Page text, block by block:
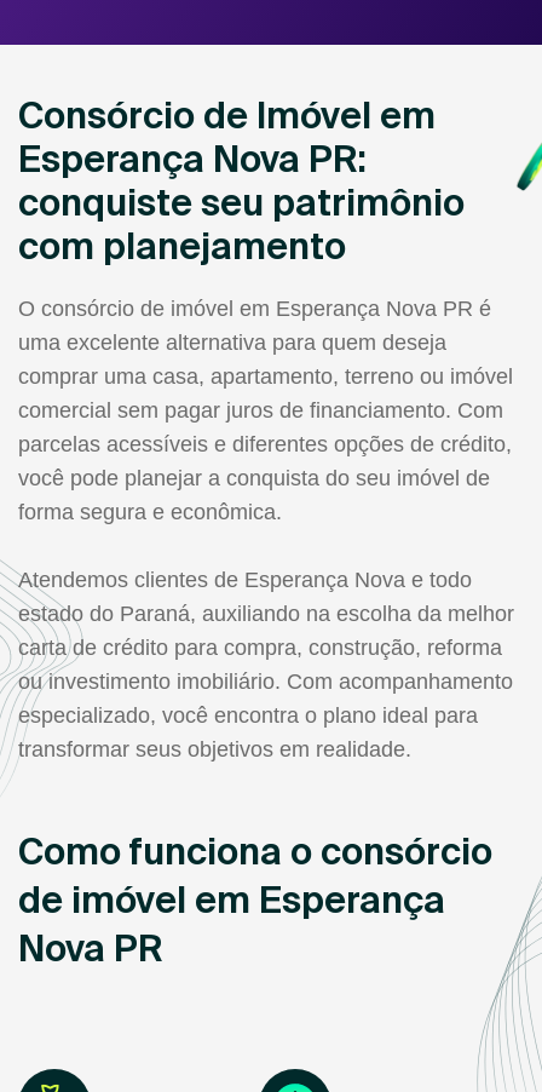
Consórcio de Imóvel em
Esperança Nova PR:
conquiste seu patrimônio
com planejamento
O consórcio de imóvel em Esperança Nova PR é
uma excelente alternativa para quem deseja
comprar uma casa, apartamento, terreno ou imóvel
comercial sem pagar juros de financiamento. Com
parcelas acessíveis e diferentes opções de crédito,
você pode planejar a conquista do seu imóvel de
forma segura e econômica.
Atendemos clientes de Esperança Nova e todo
estado do Paraná, auxiliando na escolha da melhor
carta de crédito para compra, construção, reforma
ou investimento imobiliário. Com acompanhamento
especializado, você encontra o plano ideal para
transformar seus objetivos em realidade.
Como funciona o consórcio
de imóvel em Esperança
Nova PR